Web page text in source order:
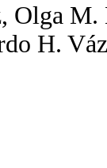
Olga
H.